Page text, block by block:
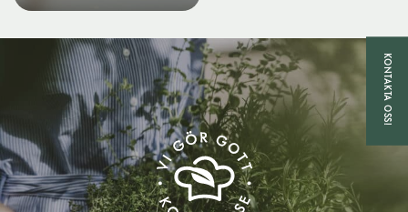
KONTAKTA OSS!